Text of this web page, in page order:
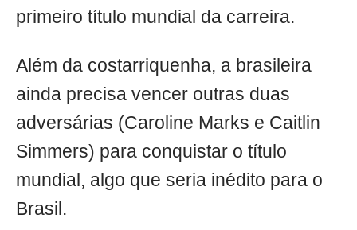
primeiro título mundial da carreira.
Além da costarriquenha, a brasileira
ainda precisa vencer outras duas
adversárias (Caroline Marks e Caitlin
Simmers) para conquistar o título
mundial, algo que seria inédito para o
Brasil.